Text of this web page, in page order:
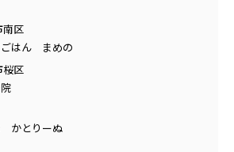
南区
ごはん まめの
桜区
かとりーぬ